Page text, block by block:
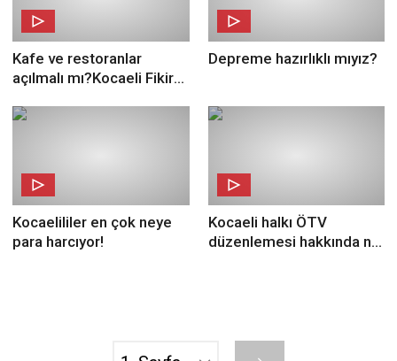
Kafe ve restoranlar
açılmalı mı?Kocaeli Fikir
Depreme hazırlıklı mıyız?
Kocaelililer en çok neye
para harcıyor!
Kocaeli halkı ÖTV
düzenlemesi hakkında ne